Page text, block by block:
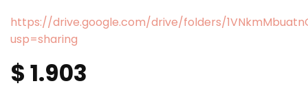
https://drive.google.com/drive/folders/
usp=sharing
$1.903